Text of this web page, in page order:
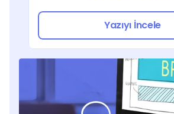
Yazıyı İncele